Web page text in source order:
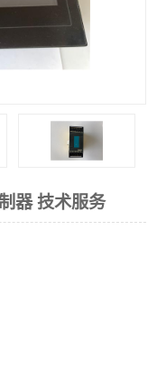
器 技术服务
限位开关